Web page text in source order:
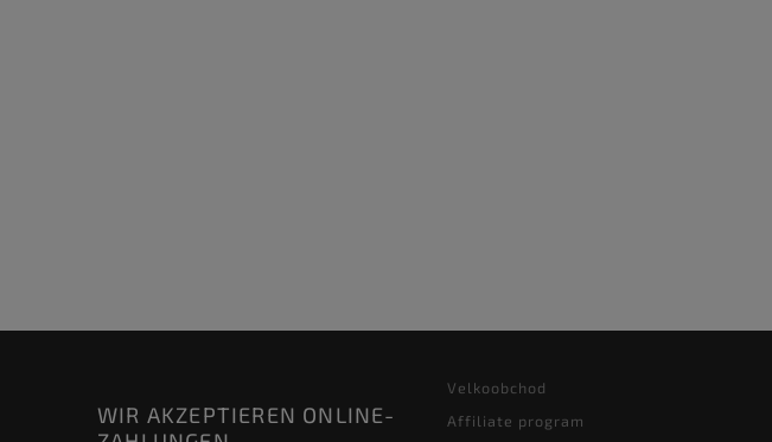
WIR AKZEPTIEREN ONLINE-
Velkoobchod
Affiliate program